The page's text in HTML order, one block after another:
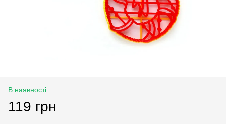
В наявності
119 грн